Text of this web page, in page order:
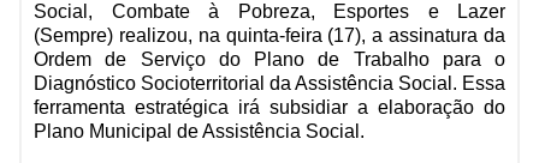
Social, Combate à Pobreza, Esportes e Lazer
(Sempre) realizou, na quinta-feira (17), a assinatura da
Ordem de Serviço do Plano de Trabalho para o
Diagnóstico Socioterritorial da Assistência Social. Essa
ferramenta estratégica irá subsidiar a elaboração do
Plano Municipal de Assistência Social.